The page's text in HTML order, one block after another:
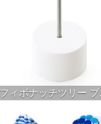
フィボナッチツリー ブ